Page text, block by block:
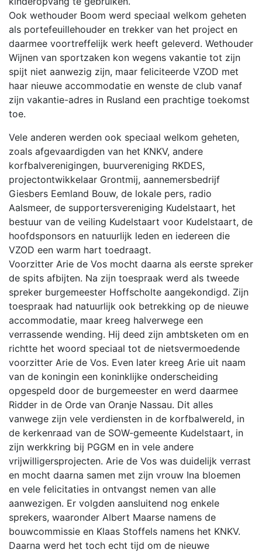
Ook wethouder Boom werd speciaal welkom geheten
als portefeuillehouder en trekker van het project en
daarmee voortreffelijk werk heeft geleverd. Wethouder
Wijnen van sportzaken kon wegens vakantie tot zijn
spijt niet aanwezig zijn, maar feliciteerde VZOD met
haar nieuwe accommodatie en wenste de club vanaf
zijn vakantie-adres in Rusland een prachtige toekomst
toe.
Vele anderen werden ook speciaal welkom geheten,
zoals afgevaardigden van het KNKV, andere
korfbalverenigingen, buurvereniging RKDES,
projectontwikkelaar Grontmij, aannemersbedrijf
Giesbers Eemland Bouw, de lokale pers, radio
Aalsmeer, de supportersvereniging Kudelstaart, het
bestuur van de veiling Kudelstaart voor Kudelstaart, de
hoofdsponsors en natuurlijk leden en iedereen die
VZOD een warm hart toedraagt.
Voorzitter Arie de Vos mocht daarna als eerste spreker
de spits afbijten. Na zijn toespraak werd als tweede
spreker burgemeester Hoffscholte aangekondigd. Zijn
toespraak had natuurlijk ook betrekking op de nieuwe
accommodatie, maar kreeg halverwege een
verrassende wending. Hij deed zijn ambtsketen om en
richtte het woord speciaal tot de nietsvermoedende
voorzitter Arie de Vos. Even later kreeg Arie uit naam
van de koningin een koninklijke onderscheiding
opgespeld door de burgemeester en werd daarmee
Ridder in de Orde van Oranje Nassau. Dit alles
vanwege zijn vele verdiensten in de korfbalwereld, in
de kerkenraad van de SOW-gemeente Kudelstaart, in
zijn werkkring bij PGGM en in vele andere
vrijwilligersprojecten. Arie de Vos was duidelijk verrast
en mocht daarna samen met zijn vrouw Ina bloemen
en vele felicitaties in ontvangst nemen van alle
aanwezigen. Er volgden aansluitend nog enkele
sprekers, waaronder Albert Maarse namens de
bouwcommissie en Klaas Stoffels namens het KNKV.
Daarna werd het toch echt tijd om de nieuwe